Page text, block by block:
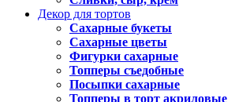
Декор для тортов
Сахарные букеты
Сахарные цветы
Фигурки сахарные
Топперы съедобные
Посыпки сахарные
Топперы в торт акриловые